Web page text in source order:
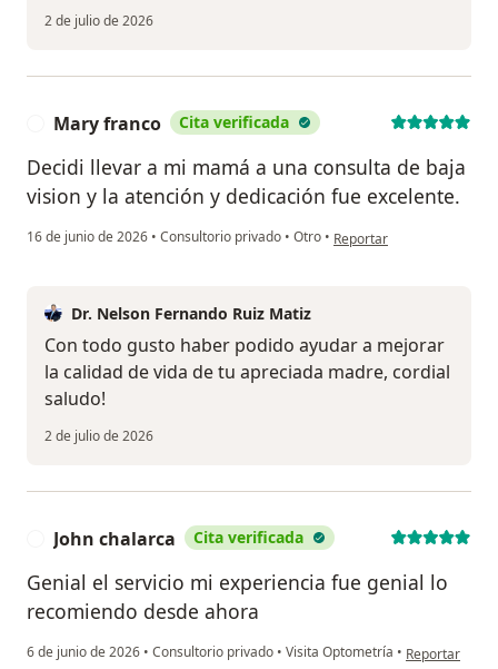
2 de julio de 2026
Mary franco Cita verificada
Decidi llevar a mi mamá a una consulta de baja
vision y la atención y dedicación fue excelente.
16 de junio de 2026 • Consultorio privado • Otro • en opinión del usuario
Reportar
Dr. Nelson Fernando Ruiz Matiz
Con todo gusto haber podido ayudar a mejorar
la calidad de vida de tu apreciada madre, cordial
saludo!
2 de julio de 2026
John chalarca Cita verificada
Genial el servicio mi experiencia fue genial lo
recomiendo desde ahora
6 de junio de 2026 • Consultorio privado • Visita Optometría • en opinión del
Reportar